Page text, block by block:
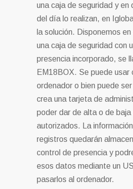
una caja de seguridad y en
del día lo realizan, en
la solución. Disponemos
una caja de seguridad con
presencia incorporado, se
EM18BOX. Se puede usar
ordenador o bien puede
crea una tarjeta de
poder dar de alta o de baja
autorizados. La
registros quedarán
control de presencia y
esos datos mediante un
pasarlos al ordenador.